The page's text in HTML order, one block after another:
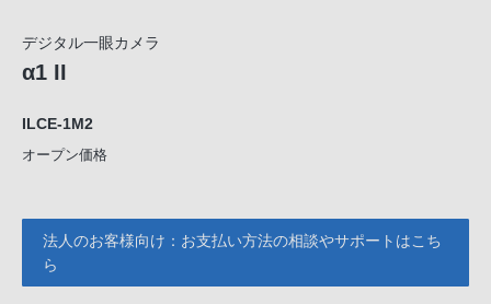
デジタル一眼カメラ
α1 II
ILCE-1M2
オープン価格
法人のお客様向け：お支払い方法の相談やサポートはこち
ら